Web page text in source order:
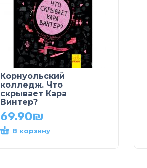
Корнуольский
колледж. Что
скрывает Кара
Винтер?
69.90₪
В корзину